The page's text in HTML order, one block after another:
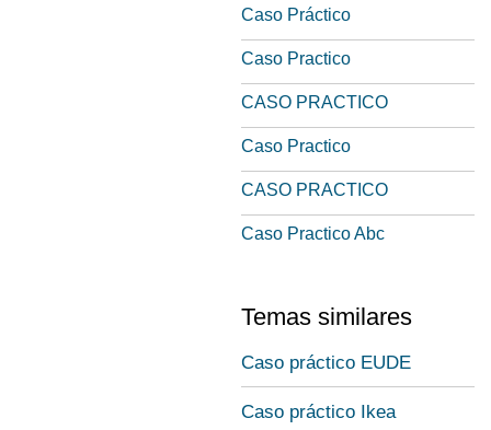
Caso Práctico
Caso Practico
CASO PRACTICO
Caso Practico
CASO PRACTICO
Caso Practico Abc
Temas similares
Caso práctico EUDE
Caso práctico Ikea